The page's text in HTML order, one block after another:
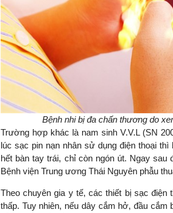
Bệnh nhi bị đa chấn thương do
Trường hợp khác là nam sinh V.V.L (SN
lúc sạc pin nạn nhân sử dụng điện thoại
hết bàn tay trái, chỉ còn ngón út. Ngay
Bệnh viện Trung ương Thái Nguyên phẫu
Theo chuyên gia y tế, các thiết bị sạc điện
thấp. Tuy nhiên, nếu dây cắm hở, đầu
TS. Nguyễn Đức Độ - Phó
Viện Kinh tế Tài chính